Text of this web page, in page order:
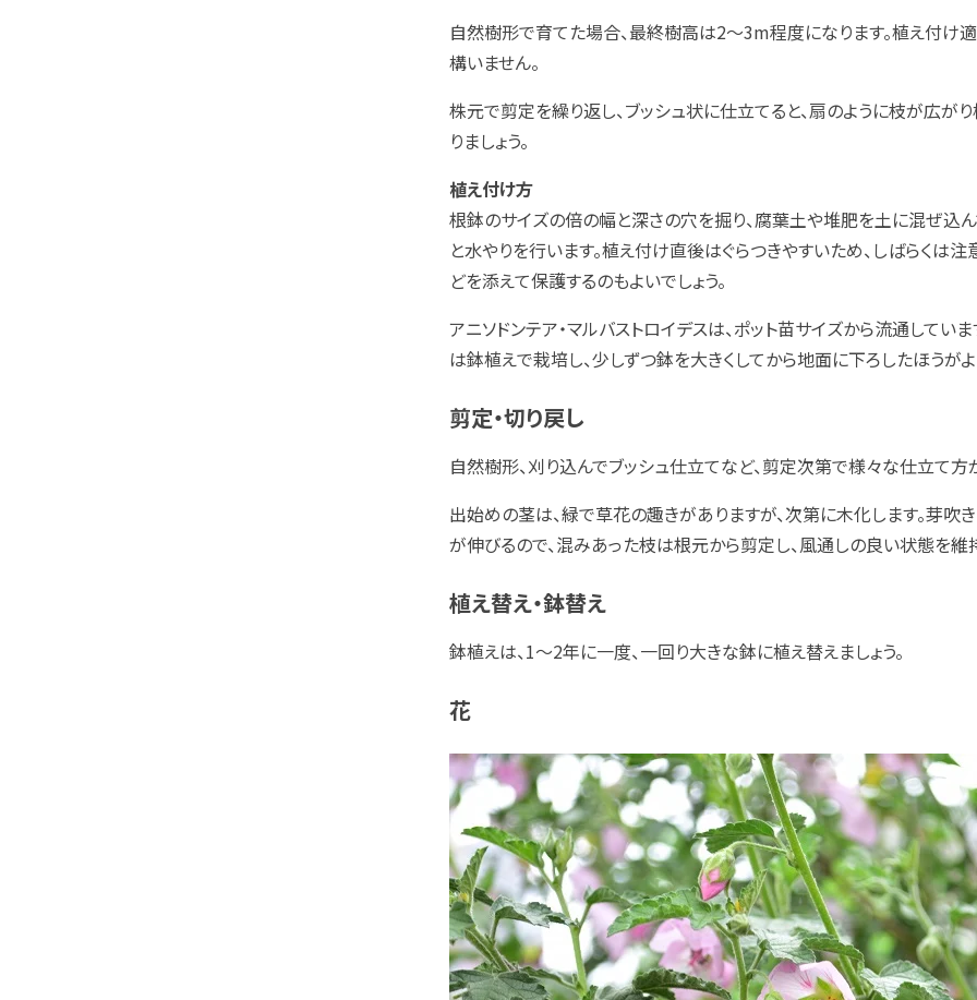
自然樹形で育てた場合、最終樹高は2～3m程度になります。植え付け
構いません。
株元で剪定を繰り返し、ブッシュ状に仕立てると、扇のように枝が広が
りましょう。
植え付け方
根鉢のサイズの倍の幅と深さの穴を掘り、腐葉土や堆肥を土に混ぜ込ん
と水やりを行います。植え付け直後はぐらつきやすいため、しばらくは
どを添えて保護するのもよいでしょう。
アニソドンテア・マルバストロイデスは、ポット苗サイズから流通してい
は鉢植えで栽培し、少しずつ鉢を大きくしてから地面に下ろしたほうがよ
剪定・切り戻し
自然樹形、刈り込んでブッシュ仕立てなど、剪定次第で様々な仕立て方
出始めの茎は、緑で草花の趣きがありますが、次第に木化します。芽吹
が伸びるので、混みあった枝は根元から剪定し、風通しの良い状態を維
植え替え・鉢替え
鉢植えは、1～2年に一度、一回り大きな鉢に植え替えましょう。
花